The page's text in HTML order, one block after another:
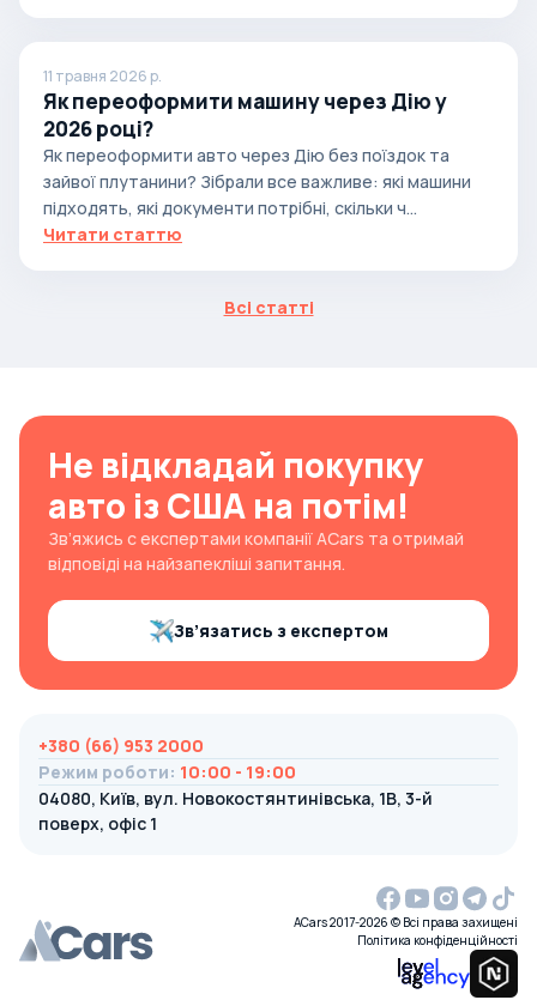
11 травня 2026 р.
Як переоформити машину через Дію у
2026 році?
Як переоформити авто через Дію без поїздок та
зайвої плутанини? Зібрали все важливе: які машини
підходять, які документи потрібні, скільки ч...
Читати статтю
Всі статті
Не відкладай покупку
авто із США на потім!
Зв’яжись с експертами компанії ACars та отримай
відповіді на найзапекліші запитання.
Зв’язатись з експертом
+380 (66) 953 2000
Режим роботи: 10:00 - 19:00
04080, Київ, вул. Новокостянтинівська, 1В, 3-й
поверх, офіс 1
ACars 2017-2026 © Всі права захищені
Політика конфіденційності